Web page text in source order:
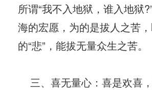
所谓“我不入地狱，谁入地狱
海的宏愿，为的是拔人之苦
的“悲”，能拔无量众生之苦。
三、喜无量心：喜是欢喜